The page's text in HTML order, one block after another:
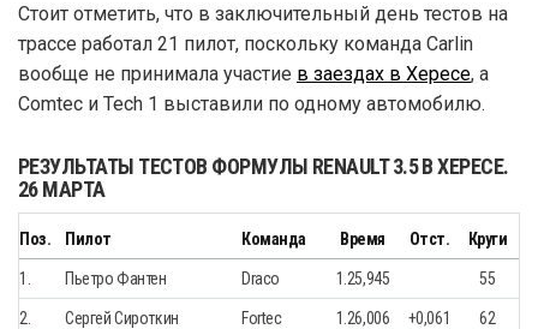
Стоит отметить, что в заключительный день тестов на
трассе работал 21 пилот, поскольку команда Carlin
вообще не принимала участие в заездах в Хересе, а
Comtec и Tech 1 выставили по одному автомобилю.
РЕЗУЛЬТАТЫ ТЕСТОВ ФОРМУЛЫ RENAULT 3.5 В ХЕРЕСЕ.
26 МАРТА
Поз. Пилот Команда Время Отст. Круги
1. Пьетро Фантен Draco 1.25,945 55
2. Сергей Сироткин Fortec 1.26,006 +0,061 62